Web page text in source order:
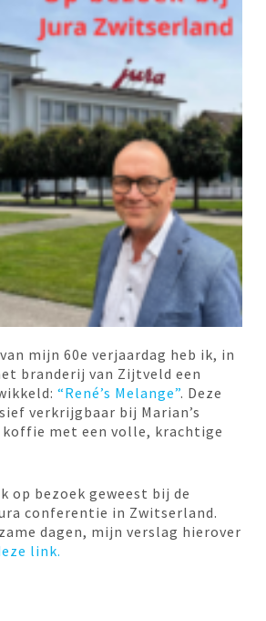
mijn 60e verjaardag heb ik, in
branderij van Zijtveld een
“René’s Melange”. Deze
verkrijgbaar bij Marian’s
koffie met een volle, krachtige
op bezoek geweest bij de
conferentie in Zwitserland.
dagen, mijn verslag hierover
link.